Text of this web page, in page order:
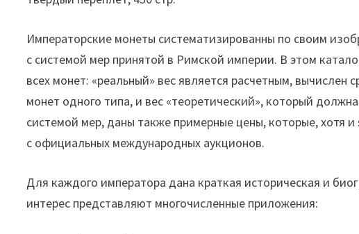
Императорские монеты систематизированны по своим
с системой мер принятой в Римской империи. В этом
всех монет: «реальный» вес является расчетным,
монет одного типа, и вес «теоретический», который
системой мер, даны также примерные цены, которые, хотя
с официальных международных аукционов.
Для каждого императора дана краткая историческая и
интерес представляют многочисленные приложения: